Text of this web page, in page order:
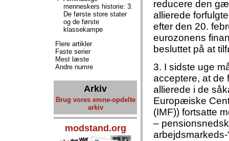
reducere den
allierede
efter den 20.
eurozonens
besluttet på at
3. I sidste uge
acceptere, at de
allierede i de
Europæiske
(IMF)) fortsatte
–
menneskers historie: 3.
De første store stater
og de første
klassekampe
Flere artikler
Faste serier
Mest læste
Andre numre
Arkiv
Brug vores emne-opdelte
arkiv
modstand.org